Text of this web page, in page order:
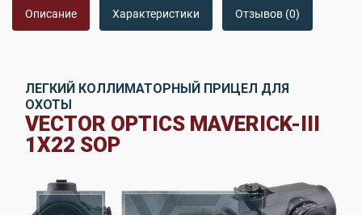
Описание Характеристики Отзывов (0)
ЛЕГКИЙ КОЛЛИМАТОРНЫЙ ПРИЦЕЛ ДЛЯ
ОХОТЫ
VECTOR OPTICS MAVERICK-III
1X22 SOP